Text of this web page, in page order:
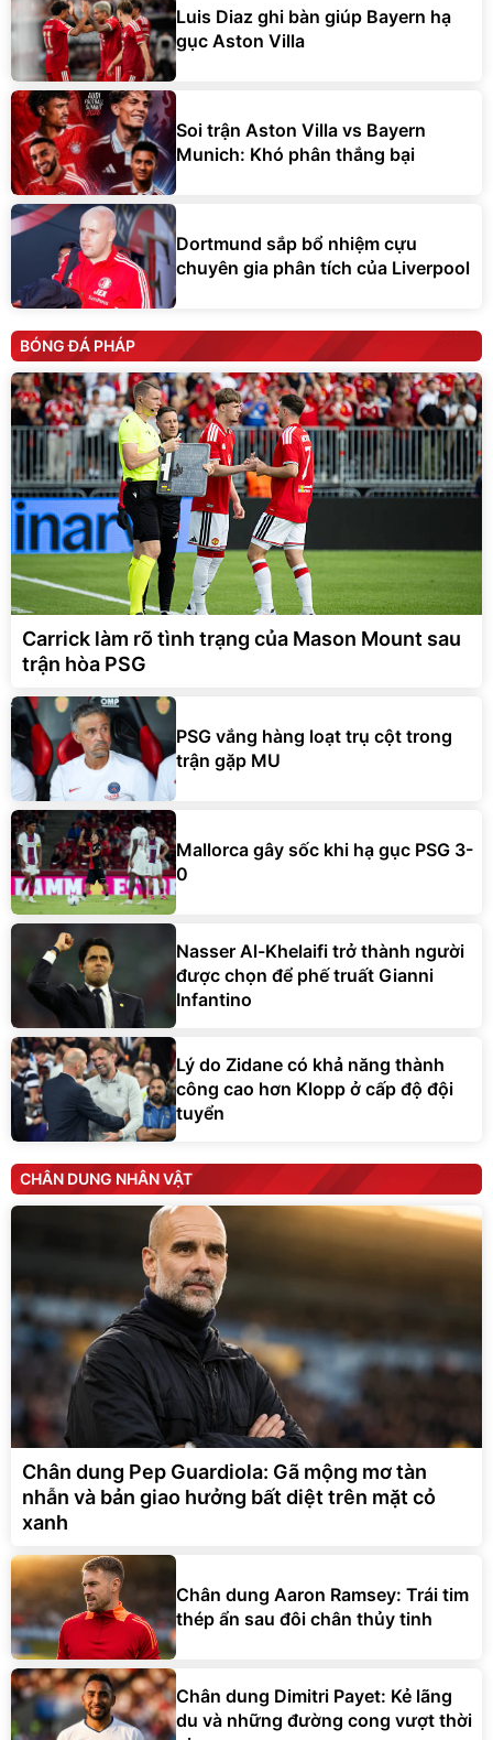
Luis Diaz ghi bàn giúp Bayern hạ
gục Aston Villa
Soi trận Aston Villa vs Bayern
Munich: Khó phân thắng bại
Dortmund sắp bổ nhiệm cựu
chuyên gia phân tích của Liverpool
BÓNG ĐÁ PHÁP
Carrick làm rõ tình trạng của Mason Mount sau
trận hòa PSG
PSG vắng hàng loạt trụ cột trong
trận gặp MU
Mallorca gây sốc khi hạ gục PSG 3-
0
Nasser Al-Khelaifi trở thành người
được chọn để phế truất Gianni
Infantino
Lý do Zidane có khả năng thành
công cao hơn Klopp ở cấp độ đội
tuyển
CHÂN DUNG NHÂN VẬT
Chân dung Pep Guardiola: Gã mộng mơ tàn
nhẫn và bản giao hưởng bất diệt trên mặt cỏ
xanh
Chân dung Aaron Ramsey: Trái tim
thép ẩn sau đôi chân thủy tinh
Chân dung Dimitri Payet: Kẻ lãng
du và những đường cong vượt thời